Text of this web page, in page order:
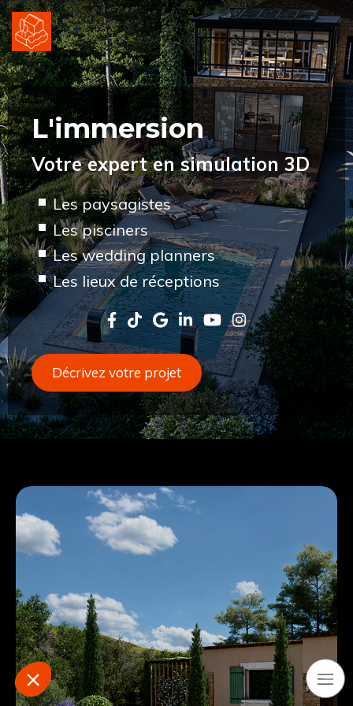
L'immersion
Votre expert en simulation 3D
Les paysagistes
Les pisciners
Les wedding planners
Les lieux de réceptions
Décrivez votre projet